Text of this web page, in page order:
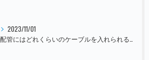
2023/11/01